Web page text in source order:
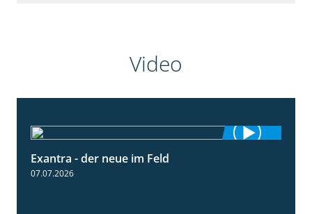
Video
Exantra - der neue im Feld
07.07.2026